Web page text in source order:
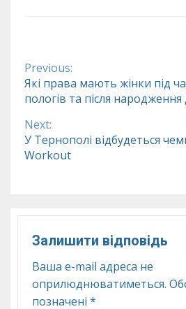
Continue
Reading
Previous:
Які права мають жінки під
пологів та після
Next:
У Тернополі відбудеться
Workout
Залишити відповідь
Ваша e-mail адреса не
оприлюднюватиметься.
позначені *